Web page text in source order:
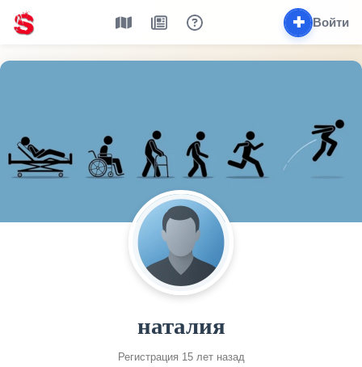
✚ Войти
наталия
Регистрация 15 лет назад